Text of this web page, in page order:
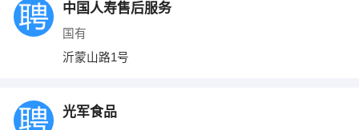
中国人寿售后服务
国有
沂蒙山路1号
光军食品